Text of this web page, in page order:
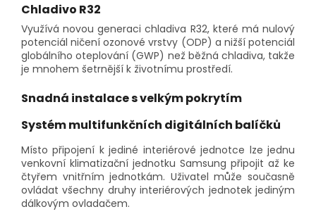
Chladivo R32
Využívá novou generaci chladiva R32, které má nulový
potenciál ničení ozonové vrstvy (ODP) a nižší potenciál
globálního oteplování (GWP) než běžná chladiva, takže
je mnohem šetrnější k životnímu prostředí.
Snadná instalace s velkým pokrytím
Systém multifunkčních digitálních balíčků
Místo připojení k jediné interiérové jednotce lze jednu
venkovní klimatizační jednotku Samsung připojit až ke
čtyřem vnitřním jednotkám. Uživatel může současně
ovládat všechny druhy interiérových jednotek jediným
dálkovým ovladačem.